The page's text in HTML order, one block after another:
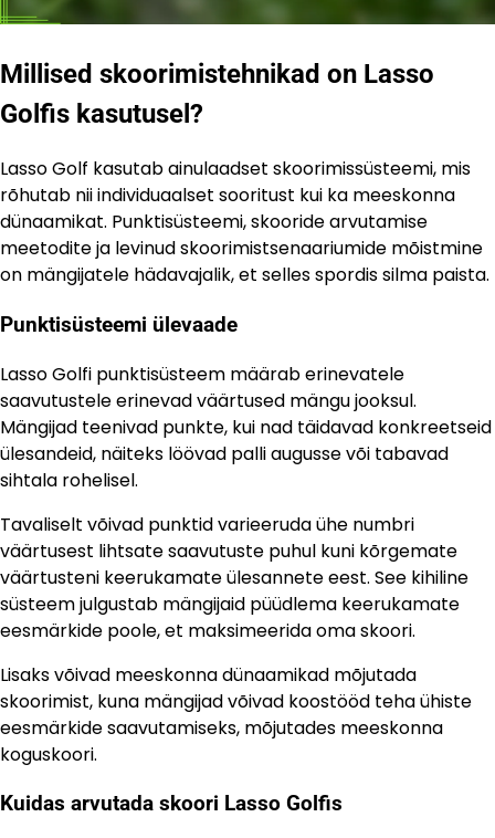
Millised skoorimistehnikad on Lasso
Golfis kasutusel?
Lasso Golf kasutab ainulaadset skoorimissüsteemi, mis
rõhutab nii individuaalset sooritust kui ka meeskonna
dünaamikat. Punktisüsteemi, skooride arvutamise
meetodite ja levinud skoorimistsenaariumide mõistmine
on mängijatele hädavajalik, et selles spordis silma paista.
Punktisüsteemi ülevaade
Lasso Golfi punktisüsteem määrab erinevatele
saavutustele erinevad väärtused mängu jooksul.
Mängijad teenivad punkte, kui nad täidavad konkreetseid
ülesandeid, näiteks löövad palli augusse või tabavad
sihtala rohelisel.
Tavaliselt võivad punktid varieeruda ühe numbri
väärtusest lihtsate saavutuste puhul kuni kõrgemate
väärtusteni keerukamate ülesannete eest. See kihiline
süsteem julgustab mängijaid püüdlema keerukamate
eesmärkide poole, et maksimeerida oma skoori.
Lisaks võivad meeskonna dünaamikad mõjutada
skoorimist, kuna mängijad võivad koostööd teha ühiste
eesmärkide saavutamiseks, mõjutades meeskonna
koguskoori.
Kuidas arvutada skoori Lasso Golfis